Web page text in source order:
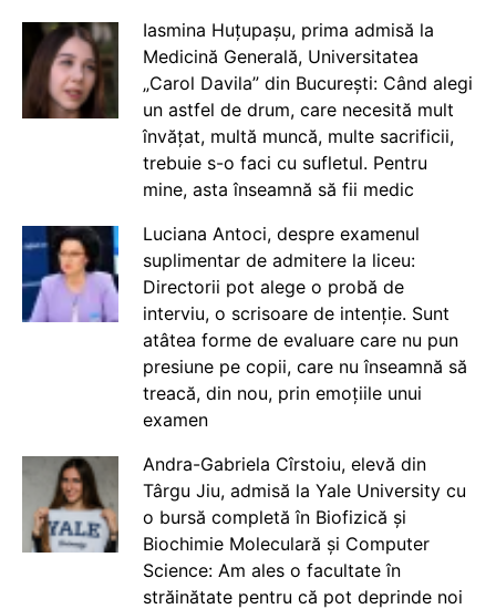
Iasmina Huțupașu, prima admisă la
Medicină Generală, Universitatea
„Carol Davila” din București: Când alegi
un astfel de drum, care necesită mult
învățat, multă muncă, multe sacrificii,
trebuie s-o faci cu sufletul. Pentru
mine, asta înseamnă să fii medic
Luciana Antoci, despre examenul
suplimentar de admitere la liceu:
Directorii pot alege o probă de
interviu, o scrisoare de intenție. Sunt
atâtea forme de evaluare care nu pun
presiune pe copii, care nu înseamnă să
treacă, din nou, prin emoțiile unui
examen
Andra-Gabriela Cîrstoiu, elevă din
Târgu Jiu, admisă la Yale University cu
o bursă completă în Biofizică și
Biochimie Moleculară și Computer
Science: Am ales o facultate în
străinătate pentru că pot deprinde noi